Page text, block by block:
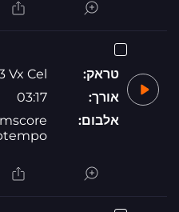
טראק:
Vx Cel
אורך:
03:17
אלבום: